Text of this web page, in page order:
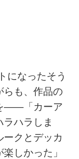
になったそう
らも、作品の
――「カーア
ハラしま
クとデッカ
しかった」